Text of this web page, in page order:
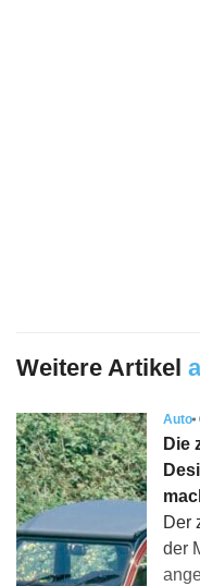
Weitere Artikel
Auto
Die
Der
der